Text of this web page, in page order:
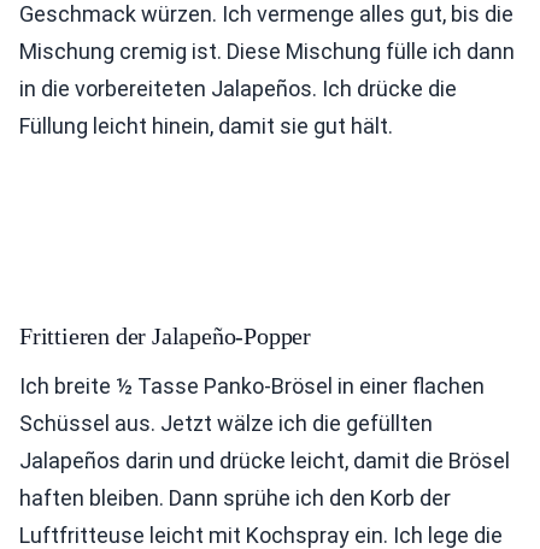
Geschmack würzen. Ich vermenge alles gut, bis die
Mischung cremig ist. Diese Mischung fülle ich dann
in die vorbereiteten Jalapeños. Ich drücke die
Füllung leicht hinein, damit sie gut hält.
Frittieren der Jalapeño-Popper
Ich breite ½ Tasse Panko-Brösel in einer flachen
Schüssel aus. Jetzt wälze ich die gefüllten
Jalapeños darin und drücke leicht, damit die Brösel
haften bleiben. Dann sprühe ich den Korb der
Luftfritteuse leicht mit Kochspray ein. Ich lege die